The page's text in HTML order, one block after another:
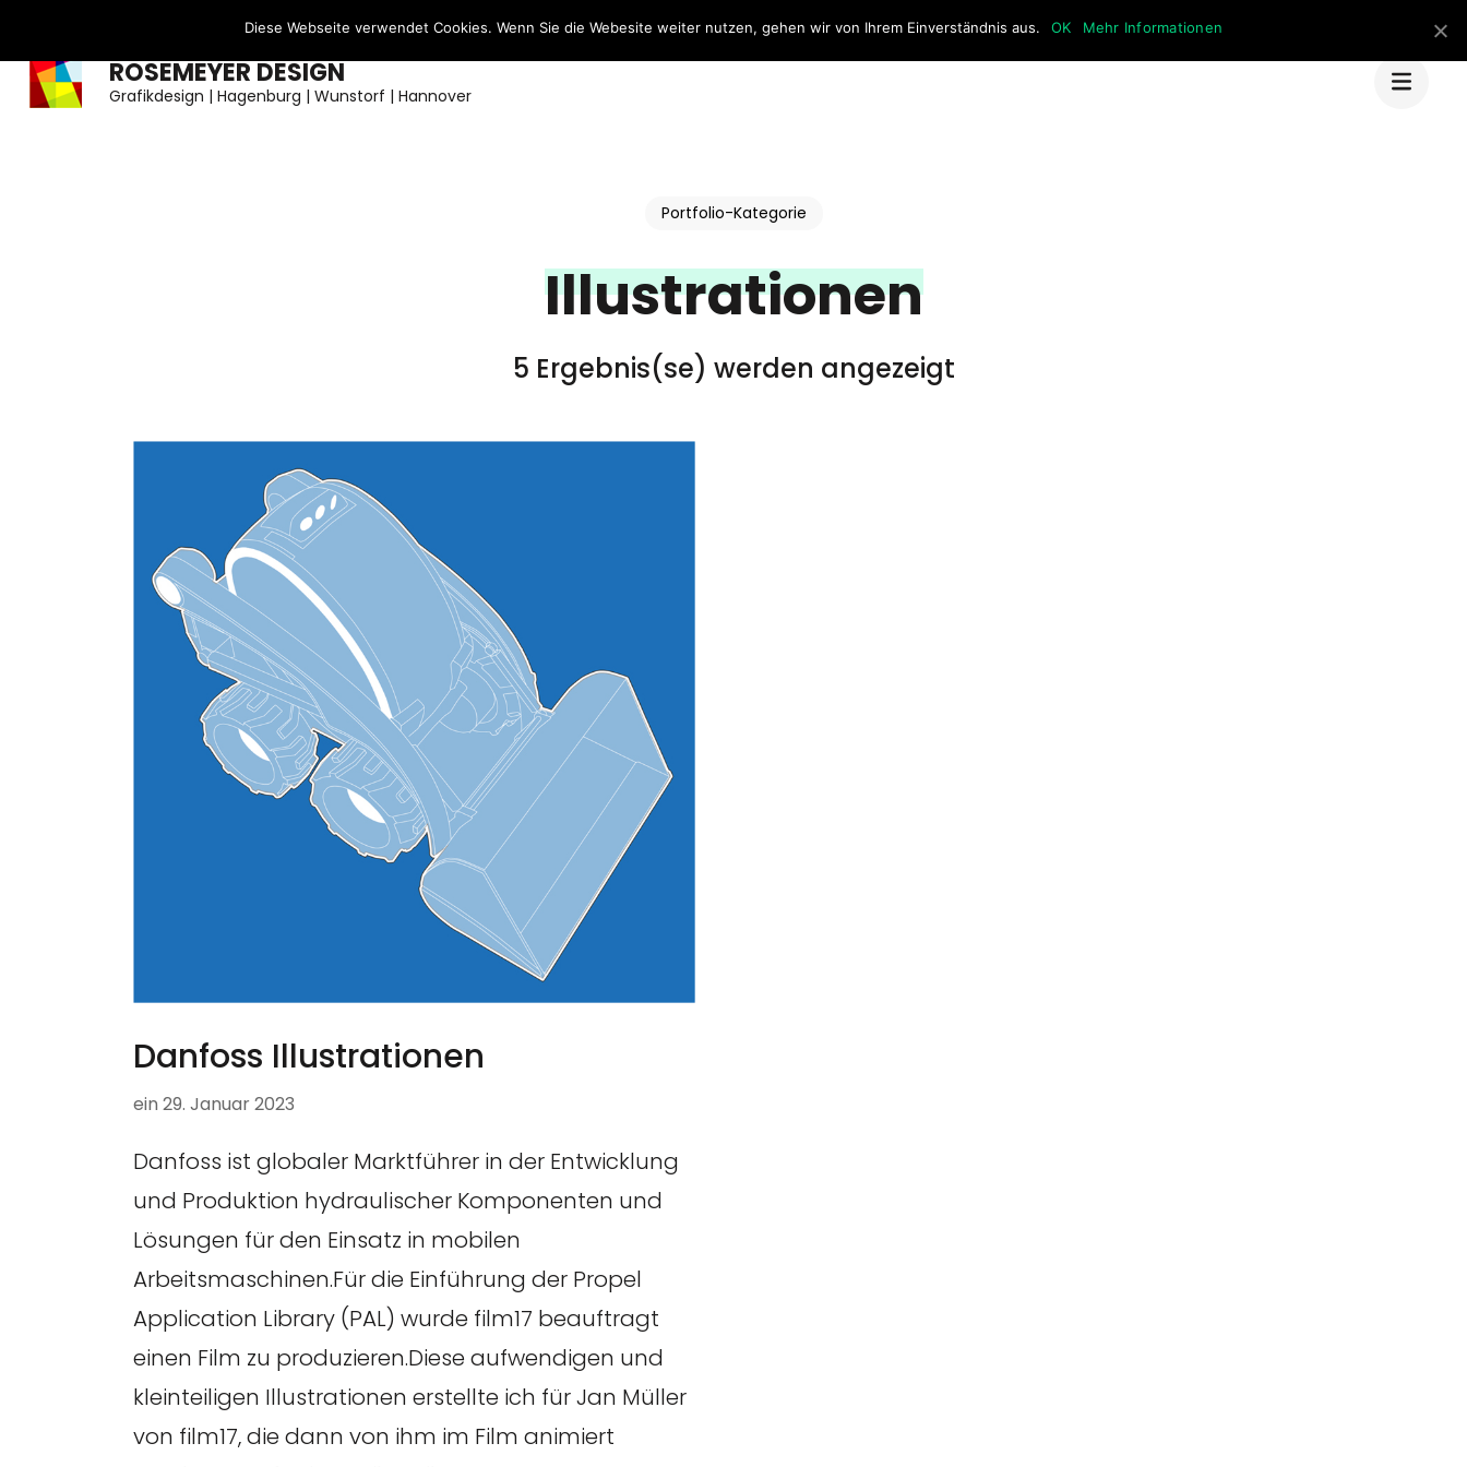
Inhalt
springen
ROSEMEYER DESIGN
Grafikdesign | Hagenburg | Wunstorf | Hannover
Portfolio-Kategorie
Illustrationen
5 Ergebnis(se) werden angezeigt
Danfoss Illustrationen
ein 29. Januar 2023
Danfoss ist globaler Marktführer in der Entwicklung
und Produktion hydraulischer Komponenten und
Lösungen für den Einsatz in mobilen
Arbeitsmaschinen.Für die Einführung der Propel
Application Library (PAL) wurde film17 beauftragt
einen Film zu produzieren.Diese aufwendigen und
kleinteiligen Illustrationen erstellte ich für Jan Müller
von film17, die dann von ihm im Film animiert
Diese Webseite verwendet Cookies. Wenn Sie die Webesite weiter nutzen, gehen wir von Ihrem Einverständnis aus. OK Mehr Informationen